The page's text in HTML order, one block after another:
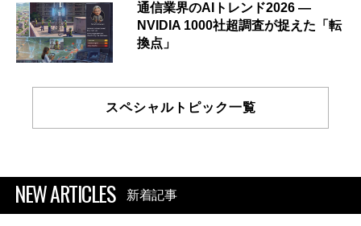
通信業界のAIトレンド2026 ―
NVIDIA 1000社超調査が捉えた「転
換点」
スペシャルトピック一覧
NEW ARTICLES 新着記事